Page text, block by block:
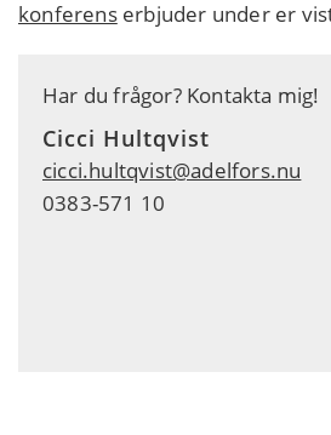
konferenserbjuder under er
Har du frågor? Kontakta mig!
Cicci Hultqvist
cicci.hultqvist@adelfors.nu
0383-571 10